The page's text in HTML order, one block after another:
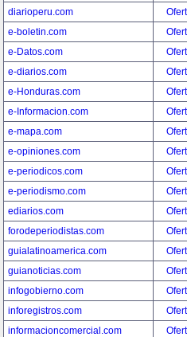
diarioperu.com
e-boletin.com
e-Datos.com
e-diarios.com
e-Honduras.com
e-Informacion.com
e-mapa.com
e-opiniones.com
e-periodicos.com
e-periodismo.com
ediarios.com
forodeperiodistas.com
guialatinoamerica.com
guianoticias.com
infogobierno.com
inforegistros.com
informacioncomercial.com